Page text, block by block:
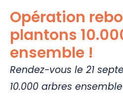
Opération
plantons
ensemble !
Rendez-vous le 21
10.000 arbres